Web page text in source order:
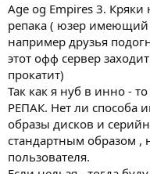
Age og Empires 3.
репака ( юзер имеющий
например друзья
этот офф сервер
прокатит)
Так как я нуб в инно -
РЕПАК. Нет ли способа
образы дисков и
стандартным образом
пользователя.